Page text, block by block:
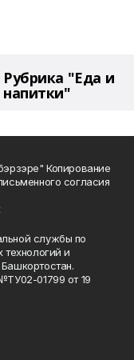
Рубрика "Еда и
напитки"
Копирование
согласия
службы по
и
01799 от 19